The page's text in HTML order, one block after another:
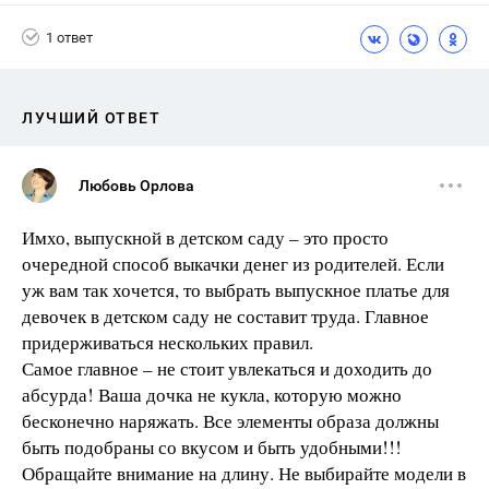
1 ответ
ЛУЧШИЙ ОТВЕТ
Любовь Орлова
Имхо, выпускной в детском саду – это просто
очередной способ выкачки денег из родителей. Если
уж вам так хочется, то выбрать выпускное платье для
девочек в детском саду не составит труда. Главное
придерживаться нескольких правил.
Самое главное – не стоит увлекаться и доходить до
абсурда! Ваша дочка не кукла, которую можно
бесконечно наряжать. Все элементы образа должны
быть подобраны со вкусом и быть удобными!!!
Обращайте внимание на длину. Не выбирайте модели в